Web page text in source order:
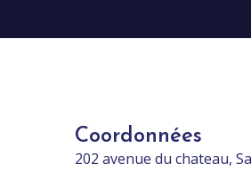
Coordonnées
202 avenue du chateau,